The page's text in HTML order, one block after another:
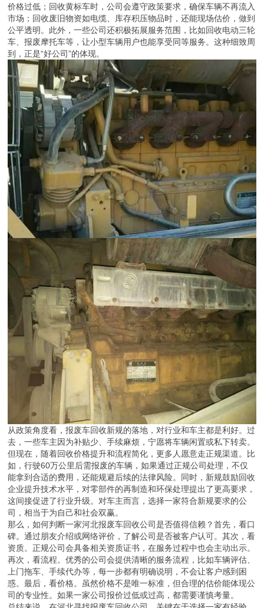
价格过低；回收黄标车时，公司会遵守政策要求，确保车辆不再流入
市场；回收废旧物资如电缆、库存积压物品时，还能现场估价，做到
公平透明。此外，一些公司还积极拓展服务范围，比如回收电动三轮
车、报废摩托车等，让小型车辆用户也能享受同等服务。这种细致周
到，正是“好公司”的体现。
从政策角度看，报废车回收新规的落地，对行业和车主都是利好。过
去，一些车主因为补贴少、手续麻烦，宁愿将车辆闲置或私下转卖。
但现在，随着回收价格提升和流程简化，更多人愿意走正规渠道。比
如，行驶60万公里后需报废的车辆，如果通过正规公司处理，不仅
能拿到合适的费用，还能规避后续的法律风险。同时，新规鼓励回收
企业提升技术水平，对零部件的再制造和环保处理提出了更高要求，
这间接促进了行业升级。对车主而言，选择一家符合新规要求的公
司，相当于为自己和社会双赢。
那么，如何判断一家河北报废车回收公司是否值得信赖？首先，看口
碑。通过朋友介绍或网络评价，了解公司是否被客户认可。其次，看
资质。正规公司会具备相关资质证书，在服务过程中也会主动出示。
再次，看流程。优秀的公司会提供清晰的服务流程，比如车辆评估、
上门拖车、手续代办等，每一步都有明确说明，不会让客户感到困
惑。最后，看价格。虽然价格不是唯一标准，但合理的估价能体现公
司的专业性。如果一家公司报价过低或过高，都需要谨慎考量。